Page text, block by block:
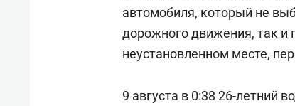
автомобиля, который не
дорожного движения, так и
неустановленном месте,
9 августа в 0:38 26-летний